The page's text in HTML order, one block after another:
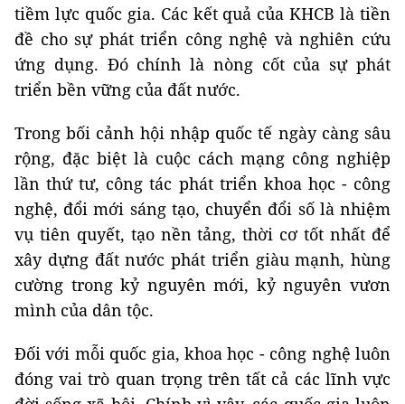
tiềm lực quốc gia. Các kết quả của KHCB là tiền
đề cho sự phát triển công nghệ và nghiên cứu
ứng dụng. Đó chính là nòng cốt của sự phát
triển bền vững của đất nước.
Trong bối cảnh hội nhập quốc tế ngày càng sâu
rộng, đặc biệt là cuộc cách mạng công nghiệp
lần thứ tư, công tác phát triển khoa học - công
nghệ, đổi mới sáng tạo, chuyển đổi số là nhiệm
vụ tiên quyết, tạo nền tảng, thời cơ tốt nhất để
xây dựng đất nước phát triển giàu mạnh, hùng
cường trong kỷ nguyên mới, kỷ nguyên vươn
mình của dân tộc.
Đối với mỗi quốc gia, khoa học - công nghệ luôn
đóng vai trò quan trọng trên tất cả các lĩnh vực